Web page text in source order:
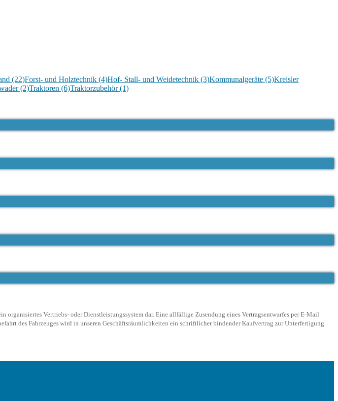
(22)Forst- und Holztechnik (4)Hof- Stall- und Weidetechnik (3)Kommunalgeräte (5)Kreisler
(2)Traktoren (6)Traktorzubehör(1)
Vertriebs- oder Dienstleistungssystem dar. Eine allfällige Zusendung eines Vertragsentwurfes per E-Mail
des Fahrzeuges wird in unseren Geschäftsräumlichkeiten ein schriftlicher bindender Kaufvertrag zur Unterfertigung